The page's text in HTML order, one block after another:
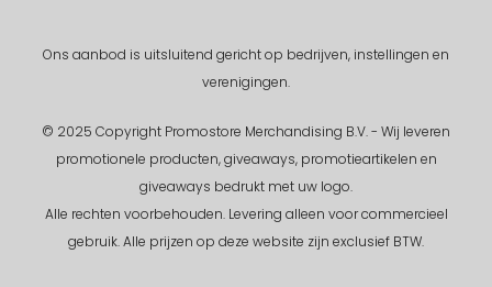
Ons aanbod is uitsluitend gericht op bedrijven, instellingen en
verenigingen.
© 2025 Copyright Promostore Merchandising B.V. - Wij leveren
promotionele producten, giveaways, promotieartikelen en
giveaways bedrukt met uw logo.
Alle rechten voorbehouden.Levering alleen voor commercieel
gebruik. Alle prijzen op deze website zijn exclusief BTW.